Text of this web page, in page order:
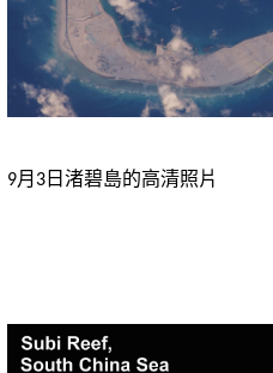
9月3日渚碧島的高清照片